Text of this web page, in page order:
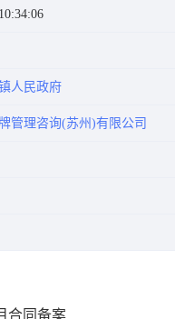
人民政府
管理咨询(苏州)有限公司
合同备案